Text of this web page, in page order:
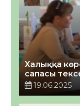
Халыққа
сапасы
19.06.2025